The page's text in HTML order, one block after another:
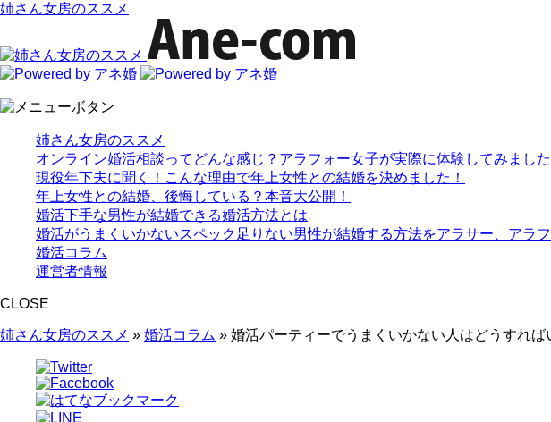
姉さん女房のススメ
姉さん女房のススメ
オンライン婚活相談ってどんな感じ？アラフォー女子が実際に体験してみました
現役年下夫に聞く！こんな理由で年上女性との結婚を決めました！
年上女性との結婚、後悔している？本音大公開！
婚活下手な男性が結婚できる婚活方法とは
婚活がうまくいかないスペック足りない男性が結婚する方法をアラサー、アラ
婚活コラム
運営者情報
CLOSE
姉さん女房のススメ » 婚活コラム » 婚活パーティーでうまくいかない人はどうすれば